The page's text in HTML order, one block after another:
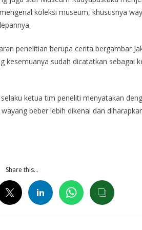
koleksi museum, khususnya
penelitian berupa cerita bergambar
kesemuanya sudah dicatatkan sebagai
ketua tim peneliti menyatakan
beber lebih dikenal dan
Share this…